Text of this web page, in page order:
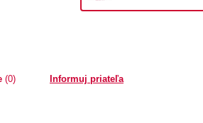
(0) Informuj priateľa